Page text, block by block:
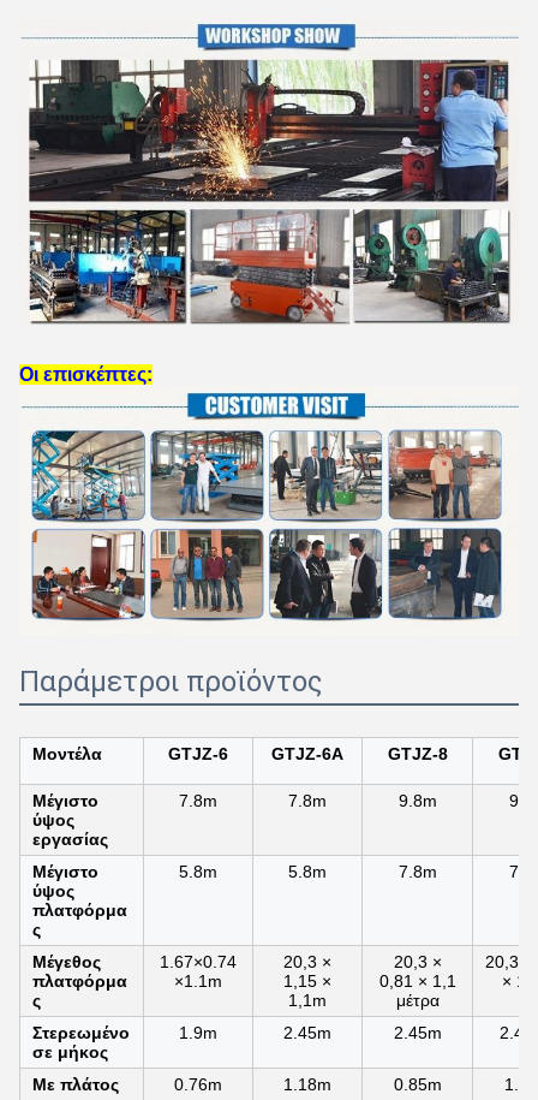
Οι επισκέπτες:
Παράμετροι προϊόντος
Μοντέλα GTJZ-6 GTJZ-6A GTJZ-8
Μέγιστο
ύψος
εργασίας
7.8m 7.8m 9.8m
Μέγιστο
ύψος
πλατφόρμα
ς
5.8m 5.8m 7.8m
Μέγεθος
πλατφόρμα
ς
1.67×0.74
×1.1m
20,3 ×
1,15 ×
1,1m
20,3 ×
0,81 × 1,1
μέτρα
20,3 ×
×
Στερεωμένο
σε μήκος
1.9m 2.45m 2.45m
Με πλάτος 0.76m 1.18m 0.85m